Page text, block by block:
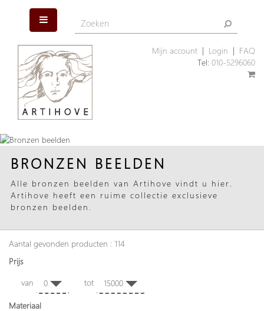
Mijn account| Login
FAQ
Tel: 010-5296060
BRONZEN BEELDEN
Alle bronzen beelden van Artihove vindt u hier.
Artihove heeft een ruime collectie exclusieve
bronzen beelden.
Aantal gevonden producten : 114
Prijs
van 0 tot 15000
Materiaal